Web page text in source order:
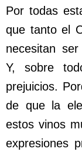
Por todas
que tanto el
necesitan
Y, sobre
prejuicios.
de que la
estos vinos
expresiones